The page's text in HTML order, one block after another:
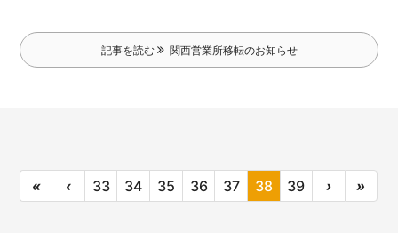
記事を読む 関西営業所移転のお知らせ
« ‹ 33 34 35 36 37 38 39 › »